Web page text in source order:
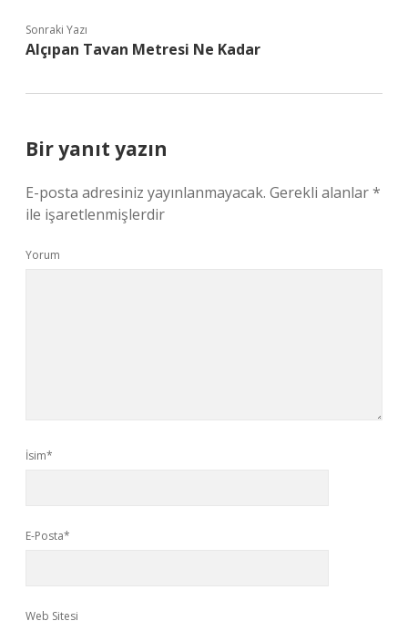
Sonraki Yazı
Alçıpan Tavan Metresi Ne Kadar
Bir yanıt yazın
E-posta adresiniz yayınlanmayacak. Gerekli alanlar*
ile işaretlenmişlerdir
Yorum
İsim*
E-Posta*
Web Sitesi